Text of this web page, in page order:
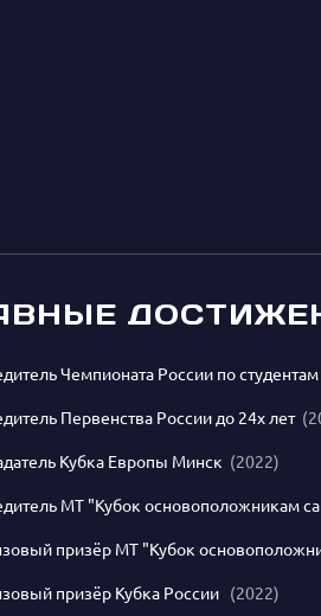
Чемпионата России по студентам
Первенства России до 24х лет
Кубка Европы Минск (2022)
МТ "Кубок основоположникам
призёр МТ "Кубок
призёр Кубка России (2022)